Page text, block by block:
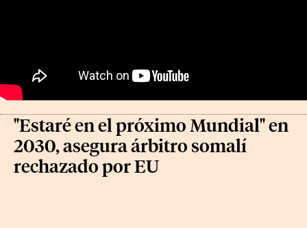
"Estaré en el próximo Mundial" en
2030, asegura árbitro somalí
rechazado por EU